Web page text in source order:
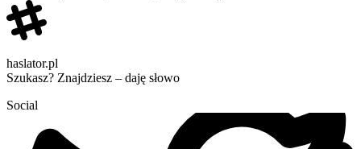
haslator.pl
Szukasz? Znajdziesz – daję słowo
Social